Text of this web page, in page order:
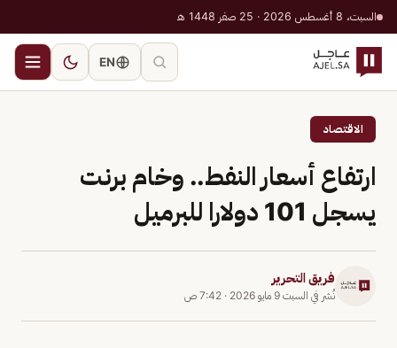
السبت، 8 أغسطس 2026 · 25 صفر 1448 هـ
EN
الاقتصاد
ارتفاع أسعار النفط.. وخام برنت
يسجل 101 دولارا للبرميل
فريق التحرير
نُشر في السبت 9 مايو 2026 · 7:42 ص